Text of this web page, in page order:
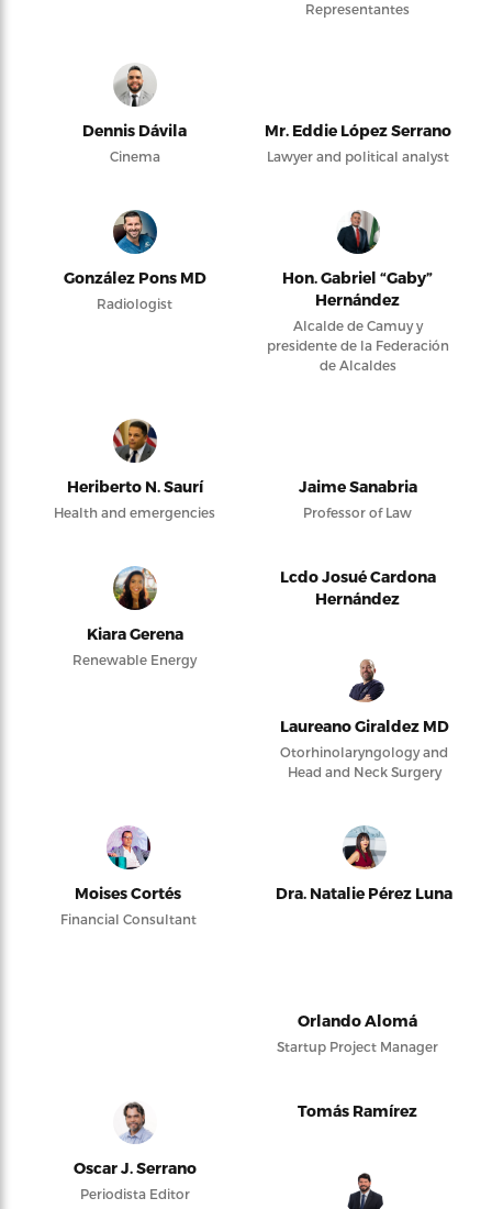
Representantes
Dennis Dávila
Cinema
Mr. Eddie López Serrano
Lawyer and political analyst
González Pons MD
Radiologist
Hon. Gabriel “Gaby”
Hernández
Alcalde de Camuy y
presidente de la Federación
de Alcaldes
Heriberto N. Saurí
Health and emergencies
Jaime Sanabria
Professor of Law
Kiara Gerena
Renewable Energy
Lcdo Josué Cardona
Hernández
Laureano Giraldez MD
Otorhinolaryngology and
Head and Neck Surgery
Moises Cortés
Financial Consultant
Dra. Natalie Pérez Luna
Orlando Alomá
Startup Project Manager
Oscar J. Serrano
Periodista Editor
Tomás Ramírez